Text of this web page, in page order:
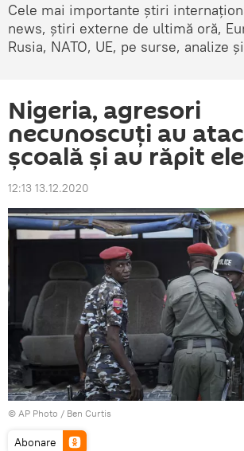
Cele mai importante știri
news, știri externe de ultimă oră,
Rusia, NATO, UE, pe surse, analize
Nigeria, agresori
necunoscuți au
școală și au răpit
12:13 13.12.2020
© AP Photo / Ben Curtis
Abonare